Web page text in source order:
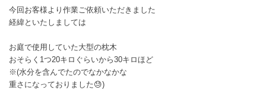
今回お客様より作業ご依頼いただきました
経緯といたしましては
お庭で使用していた大型の枕木
おそらく1つ20キロぐらいから30キロほど
※(水分を含んでたのでなかなかな
重さになっておりました😓)